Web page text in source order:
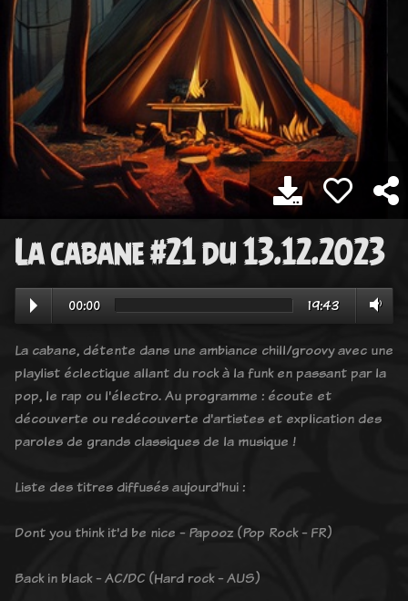
La cabane #21 du 13.12.2023
00:00 19:43
La cabane, détente dans une ambiance chill/groovy avec une
playlist éclectique allant du rock à la funk en passant par la
pop, le rap ou l'électro. Au programme : écoute et
découverte ou redécouverte d'artistes et explication des
paroles de grands classiques de la musique !
Liste des titres diffusés aujourd'hui :
Dont you think it'd be nice - Papooz (Pop Rock - FR)
Back in black - AC/DC (Hard rock - AUS)